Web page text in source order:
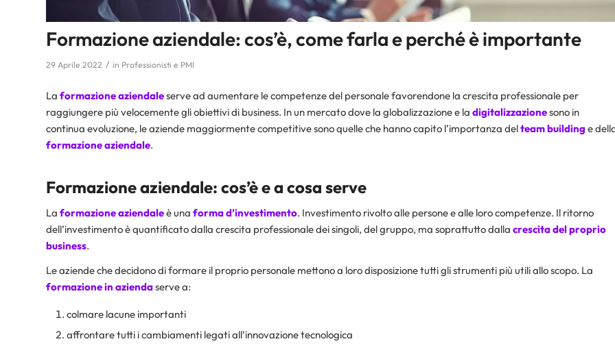
Formazione aziendale: cos’è, come farla e perché è importante
29 Aprile 2022 / in Professionisti e PMI
La formazione aziendaleserve ad aumentare le competenze del personale favorendone la crescita professionale per
raggiungere più velocemente gli obiettivi di business. In un mercato dove la globalizzazione e la digitalizzazionesono in
continua evoluzione, le aziende maggiormente competitive sono quelle che hanno capito l’importanza delteam building e
formazione aziendale.
Formazione aziendale: cos’è e a cosa serve
La formazione aziendaleè una forma d’investimento. Investimento rivolto alle persone e alle loro competenze. Il ritorno
dell’investimento è quantificato dalla crescita professionale dei singoli, del gruppo, ma soprattutto dalla crescita del proprio
business.
Le aziende che decidono di formare il proprio personale mettono a loro disposizione tutti gli strumenti più utili allo scopo. La
formazione in aziendaserve a:
colmare lacune importanti
affrontare tutti i cambiamenti legati all’innovazione tecnologica